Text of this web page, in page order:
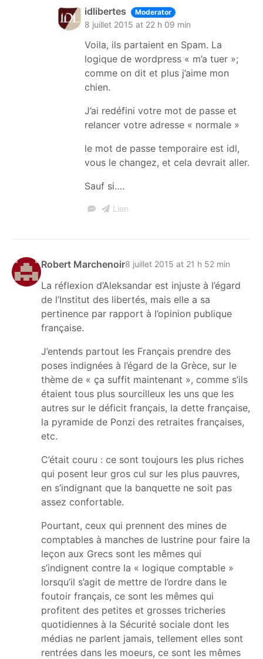
idlibertes Moderator
8 juillet 2015 at 22 h 09 min
Voila, ils partaient en Spam. La
logique de wordpress « m’a tuer »;
comme on dit et plus j’aime mon
chien.
J’ai redéfini votre mot de passe et
relancer votre adresse « normale »
le mot de passe temporaire est idl,
vous le changez, et cela devrait aller.
Sauf si….
Lien
Robert Marchenoir8 juillet 2015 at 21 h 52 min
La réflexion d’Aleksandar est injuste à l’égard
de l’Institut des libertés, mais elle a sa
pertinence par rapport à l’opinion publique
française.
J’entends partout les Français prendre des
poses indignées à l’égard de la Grèce, sur le
thème de « ça suffit maintenant », comme s’ils
étaient tous plus sourcilleux les uns que les
autres sur le déficit français, la dette française,
la pyramide de Ponzi des retraites françaises,
etc.
C’était couru : ce sont toujours les plus riches
qui posent leur gros cul sur les plus pauvres,
en s’indignant que la banquette ne soit pas
assez confortable.
Pourtant, ceux qui prennent des mines de
comptables à manches de lustrine pour faire la
leçon aux Grecs sont les mêmes qui
s’indignent contre la « logique comptable »
lorsqu’il s’agit de mettre de l’ordre dans le
foutoir français, ce sont les mêmes qui
profitent des petites et grosses tricheries
quotidiennes à la Sécurité sociale dont les
médias ne parlent jamais, tellement elles sont
rentrées dans les moeurs, ce sont les mêmes